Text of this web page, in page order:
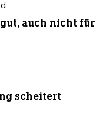
auch nicht für
scheitert